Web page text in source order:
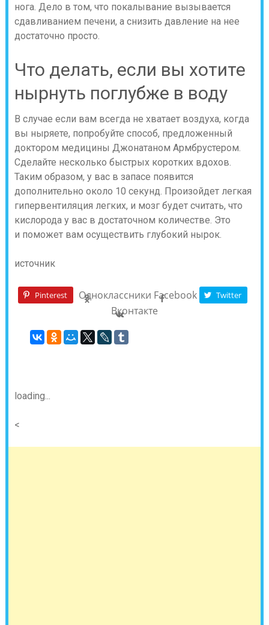
нога. Дело в том, что покалывание вызывается
сдавливанием печени, а снизить давление на нее
достаточно просто.
Что делать, если вы хотите
нырнуть поглубже в воду
В случае если вам всегда не хватает воздуха, когда
вы ныряете, попробуйте способ, предложенный
доктором медицины Джонатаном Армбрустером.
Сделайте несколько быстрых коротких вдохов.
Таким образом, у вас в запасе появится
дополнительно около 10 секунд. Произойдет легкая
гипервентиляция легких, и мозг будет считать, что
кислорода у вас в достаточном количестве. Это
и поможет вам осуществить глубокий нырок.
источник
Pinterest Одноклассники Facebook Twitter
Вконтакте
loading...
<